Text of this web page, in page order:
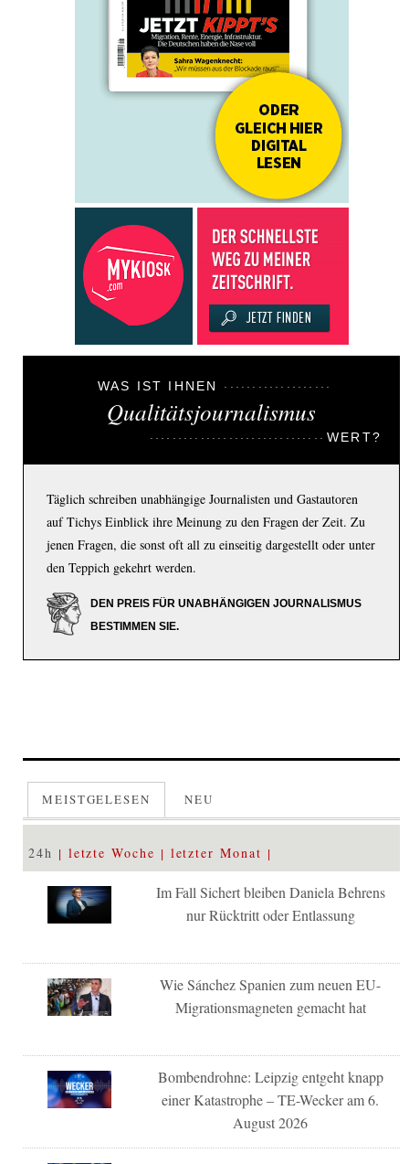
WAS IST IHNEN
Qualitätsjournalismus
WERT?
Täglich schreiben unabhängige Journalisten und Gastautoren
auf Tichys Einblick ihre Meinung zu den Fragen der Zeit. Zu
jenen Fragen, die sonst oft all zu einseitig dargestellt oder unter
den Teppich gekehrt werden.
DEN PREIS FÜR UNABHÄNGIGEN JOURNALISMUS
BESTIMMEN SIE.
MEISTGELESEN NEU
24h letzte Woche letzter Monat
Im Fall Sichert bleiben Daniela Behrens
nur Rücktritt oder Entlassung
Wie Sánchez Spanien zum neuen EU-
Migrationsmagneten gemacht hat
Bombendrohne: Leipzig entgeht knapp
einer Katastrophe – TE-Wecker am 6.
August 2026